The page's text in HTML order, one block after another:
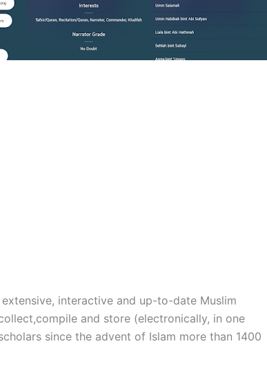
interactive and up-to-date Muslim
and store (electronically, in one
since the advent of Islam more than 1400